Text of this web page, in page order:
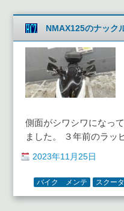
NMAX125のナック
側面がシワシワになっ
ました。 ３年前のラッ
2023年11月25日
バイク メンテ スクー